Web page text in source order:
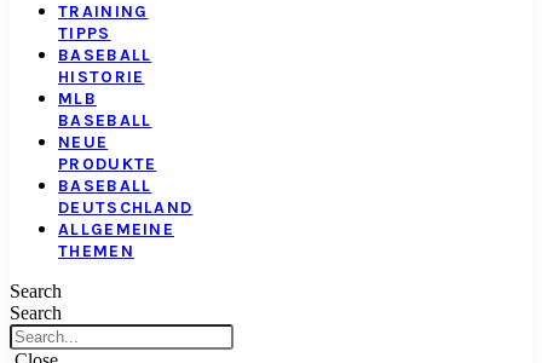
TRAINING
TIPPS
BASEBALL
HISTORIE
MLB
BASEBALL
NEUE
PRODUKTE
BASEBALL
DEUTSCHLAND
ALLGEMEINE
THEMEN
Search
Search